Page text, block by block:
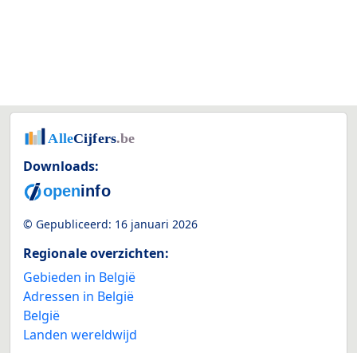
Downloads:
© Gepubliceerd: 16 januari 2026
Regionale overzichten:
Gebieden in België
Adressen in België
België
Landen wereldwijd